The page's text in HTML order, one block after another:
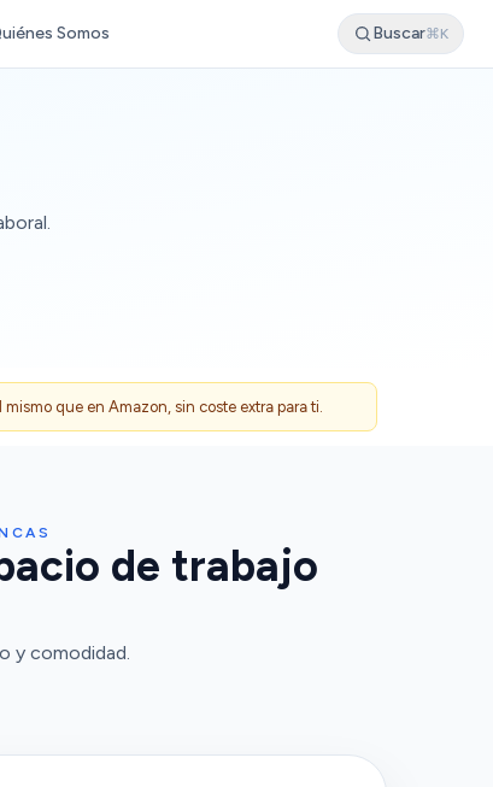
Somos Buscar⌘K
que en Amazon, sin coste extra para ti.
de trabajo
y comodidad.